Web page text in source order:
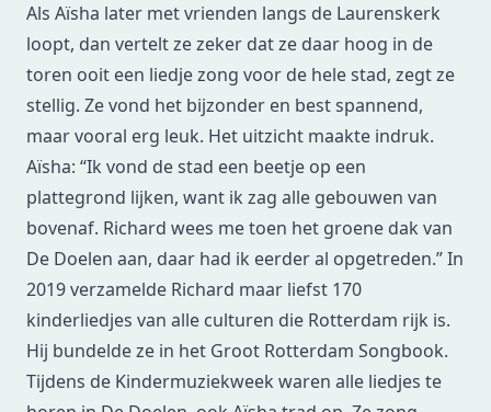
Als Aïsha later met vrienden langs de Laurenskerk
loopt, dan vertelt ze zeker dat ze daar hoog in de
toren ooit een liedje zong voor de hele stad, zegt ze
stellig. Ze vond het bijzonder en best spannend,
maar vooral erg leuk. Het uitzicht maakte indruk.
Aïsha: “Ik vond de stad een beetje op een
plattegrond lijken, want ik zag alle gebouwen van
bovenaf. Richard wees me toen het groene dak van
De Doelen aan, daar had ik eerder al opgetreden.” In
2019 verzamelde Richard maar liefst 170
kinderliedjes van alle culturen die Rotterdam rijk is.
Hij bundelde ze in het Groot Rotterdam Songbook.
Tijdens de Kindermuziekweek waren alle liedjes te